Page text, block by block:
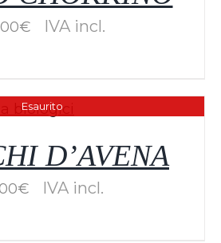
€ IVA incl.
Esaurito
D’AVENA
€ IVA incl.